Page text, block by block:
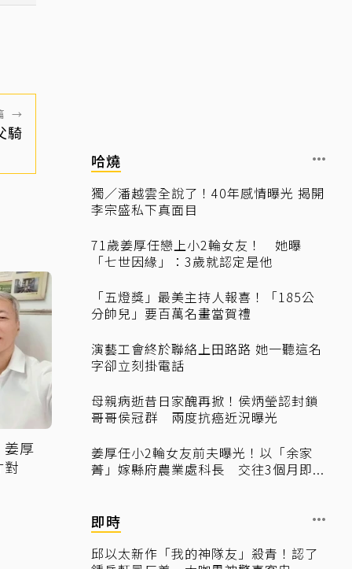
→
騎
厚
哈燒
獨／潘越雲全說了！40年感情曝光 揭開
李宗盛私下真面目
71歲姜厚任戀上小2輪女友！ 她曝
「七世因緣」：3歲就認定是他
「五燈獎」最美主持人報喜！「185公
分帥兒」要百萬名畫當賀禮
演藝工會終於聯絡上田路路 她一聽這名
字卻立刻掛電話
母親病逝昔日家醜再掀！侯炳瑩認封鎖
哥哥侯冠群 兩度抗癌近況曝光
姜厚任小2輪女友前夫曝光！以「余家
菁」嫁縣府農業處科長 交往3個月即...
即時
邱以太新作「我的神隊友」殺青！認了